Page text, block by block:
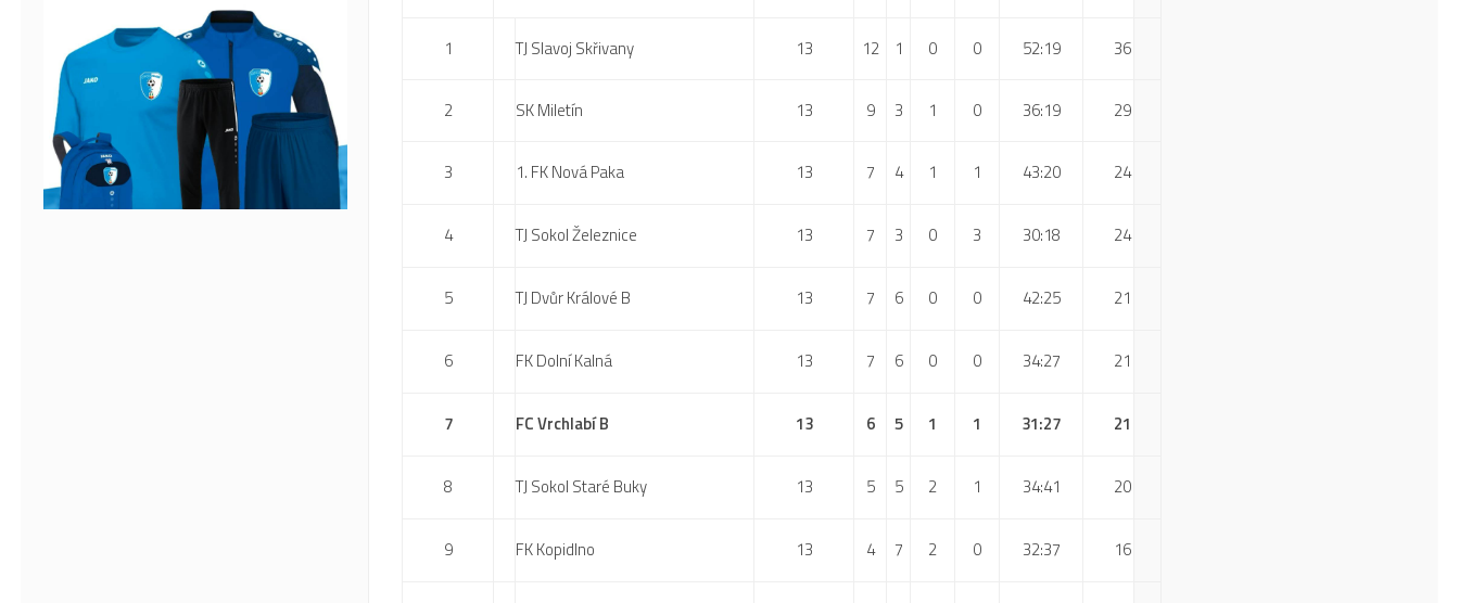
1 TJ Slavoj Skřivany 13 12 1 0 0 52:19 36
2 SK Miletín 13 9 3 1 0 36:19 29
3 1. FK Nová Paka 13 7 4 1 1 43:20 24
4 TJ Sokol Železnice 13 7 3 0 3 30:18 24
5 TJ Dvůr Králové B 13 7 6 0 0 42:25 21
6 FK Dolní Kalná 13 7 6 0 0 34:27 21
7 FC Vrchlabí B 13 6 5 1 1 31:27 21
8 TJ Sokol Staré Buky 13 5 5 2 1 34:41 20
9 FK Kopidlno 13 4 7 2 0 32:37 16